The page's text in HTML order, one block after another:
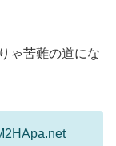
ゃ苦難の道にな